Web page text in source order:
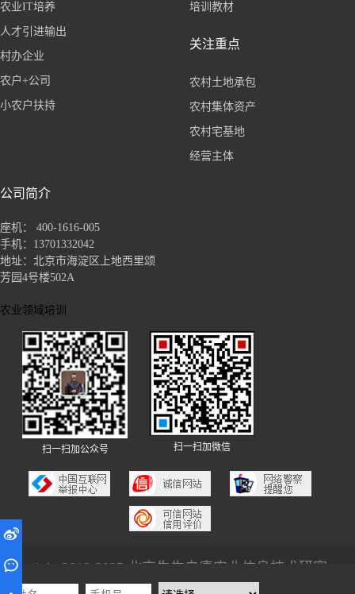
农业IT培养
人才引进输出
村办企业
农户+公司
小农户扶持
培训教材
关注重点
农村土地承包
农村集体资产
农村宅基地
经营主体
公司简介
座机： 400-1616-005
手机：13701332042
地址：北京市海淀区上地西里颂
芳园4号楼502A
农业领域培训
扫一扫加公众号 扫一扫加微信

